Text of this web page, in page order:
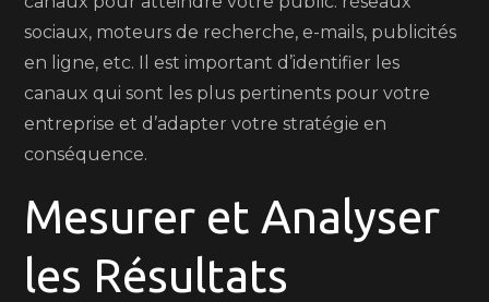
sociaux, moteurs de recherche, e-mails, publicités
en ligne, etc. Il est important d’identifier les
canaux qui sont les plus pertinents pour votre
entreprise et d’adapter votre stratégie en
conséquence.
Mesurer et Analyser
les Résultats